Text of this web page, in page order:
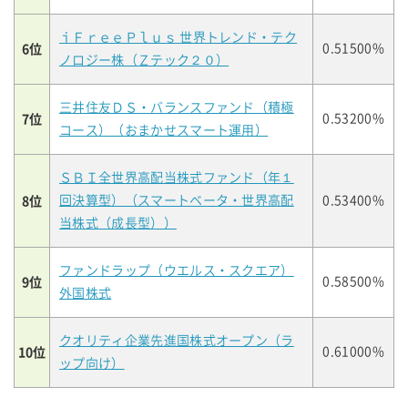
6位
ｉＦｒｅｅＰｌｕｓ 世界トレンド・テク
ノロジー株（Ｚテック２０）
0.51500%
7位
三井住友ＤＳ・バランスファンド（積極
コース）（おまかせスマート運用）
0.53200%
8位
ＳＢＩ全世界高配当株式ファンド（年１
回決算型）（スマートベータ・世界高配
当株式（成長型））
0.53400%
9位
ファンドラップ（ウエルス・スクエア）
外国株式
0.58500%
10位
クオリティ企業先進国株式オープン（ラ
ップ向け）
0.61000%